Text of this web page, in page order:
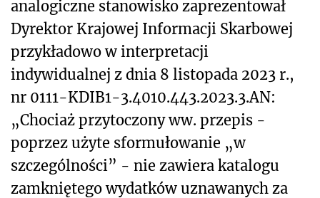
analogiczne stanowisko zaprezentował
Dyrektor Krajowej Informacji Skarbowej
przykładowo w interpretacji
indywidualnej z dnia 8 listopada 2023 r.,
nr 0111-KDIB1-3.4010.443.2023.3.AN:
„Chociaż przytoczony ww. przepis -
poprzez użyte sformułowanie „w
szczególności” - nie zawiera katalogu
zamkniętego wydatków uznawanych za